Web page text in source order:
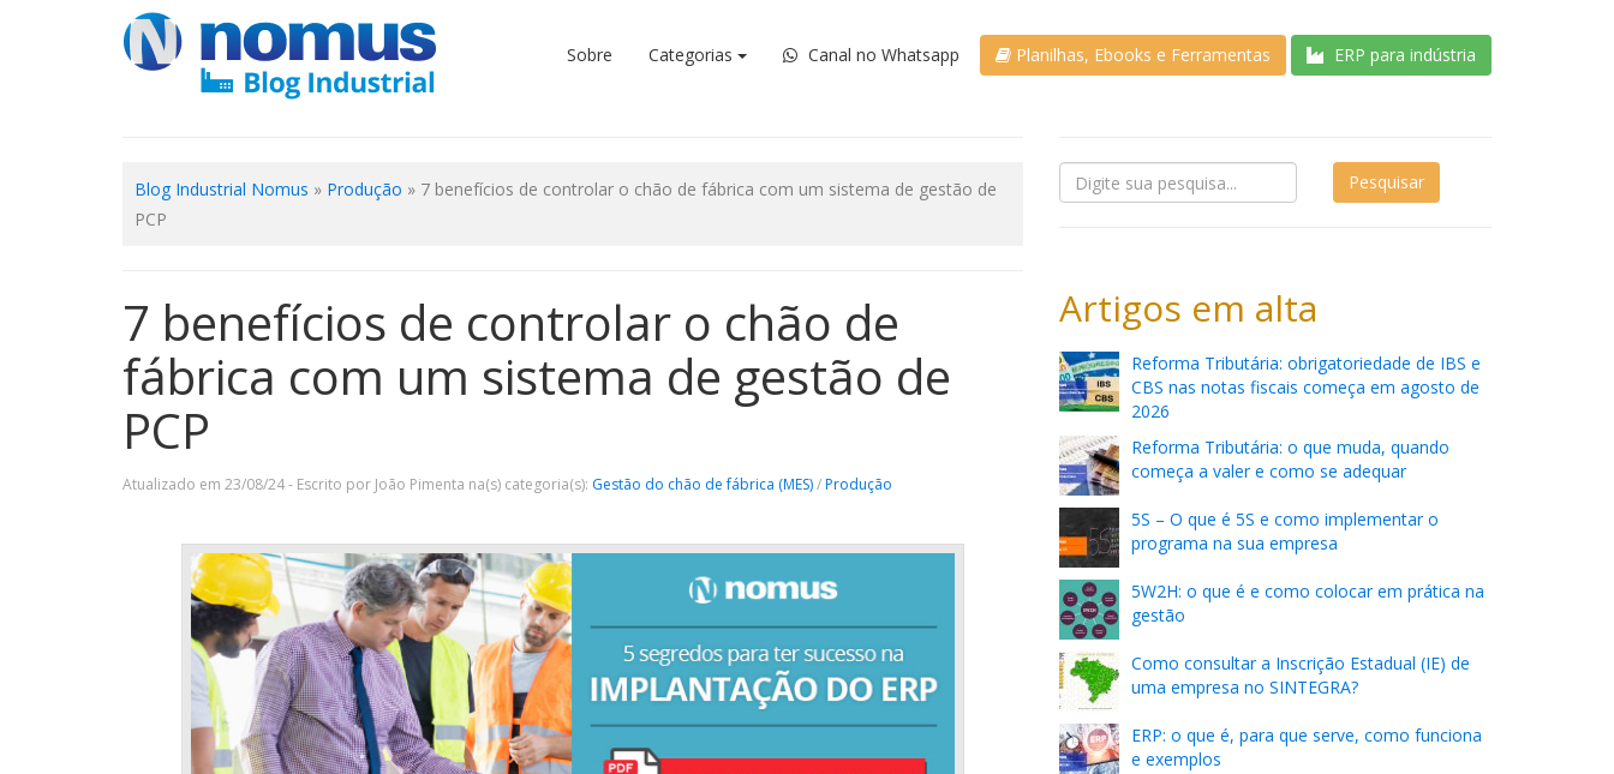
Sobre Categorias Canal no Whatsapp Planilhas, Ebooks e Ferramentas ERP para indústria
Blog Industrial Nomus » Produção » 7 benefícios de controlar o chão de fábrica com um sistema de gestão de
PCP
7 benefícios de controlar o chão de
fábrica com um sistema de gestão de
PCP
Atualizado em 23/08/24 - Escrito por João Pimenta na(s) categoria(s): Gestão do chão de fábrica (MES)/Produção
Artigos em alta
Reforma Tributária: obrigatoriedade de IBS e
CBS nas notas fiscais começa em agosto de
2026
Reforma Tributária: o que muda, quando
começa a valer e como se adequar
5S – O que é 5S e como implementar o
programa na sua empresa
5W2H: o que é e como colocar em prática na
gestão
Como consultar a Inscrição Estadual (IE) de
uma empresa no SINTEGRA?
ERP: o que é, para que serve, como funciona
e exemplos